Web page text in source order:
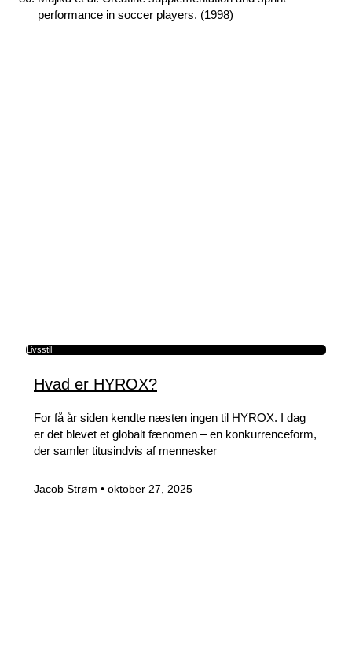
performance in soccer players. (1998)
Livsstil
Hvad er HYROX?
For få år siden kendte næsten ingen til HYROX. I dag
er det blevet et globalt fænomen – en konkurrenceform,
der samler titusindvis af mennesker
Jacob Strøm oktober 27, 2025